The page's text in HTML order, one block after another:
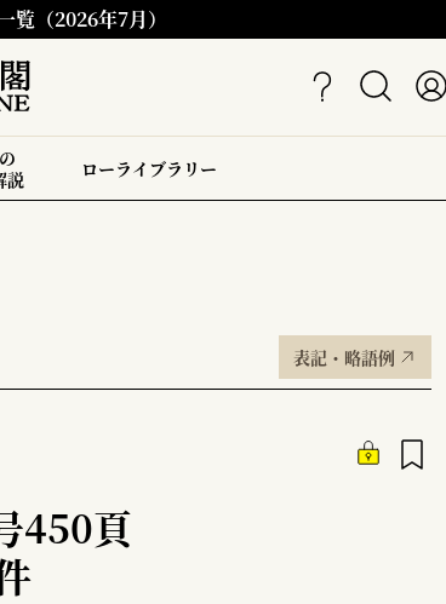
覧（2026年7月）
説
ローライブラリー
表記・略語例
450頁